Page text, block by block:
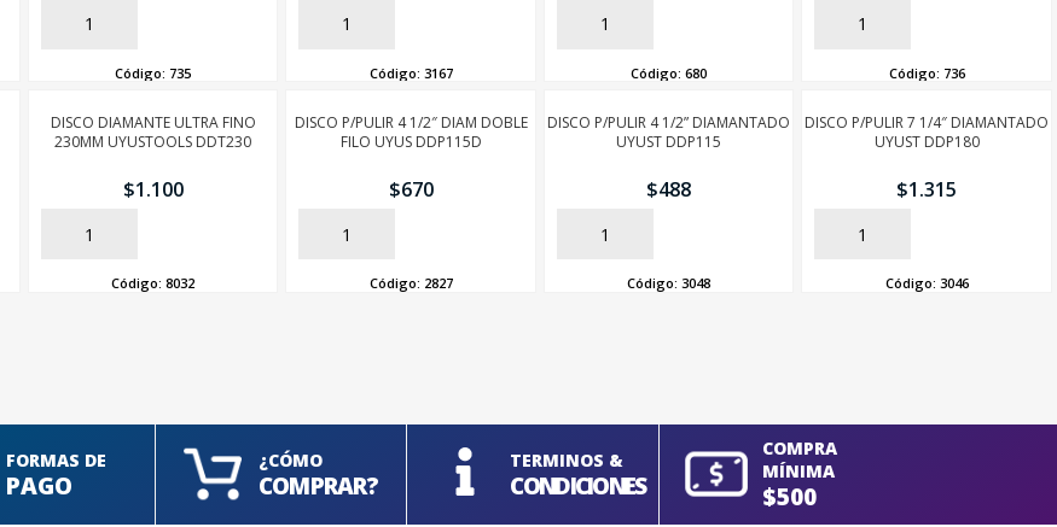
AÑADIR
Código: 735
AÑADIR
Código: 3167
AÑADIR
Código:680
AÑADIR
Código: 736
DISCO DIAMANTE ULTRA FINO
230MM UYUSTOOLS DDT230
$1.100
AÑADIR
Código:8032
DISCO P/PULIR 4 1/2″ DIAM DOBLE
FILO UYUS DDP115D
$670
AÑADIR
Código: 2827
DISCO P/PULIR 4 1/2” DIAMANTADO
UYUST DDP115
$488
AÑADIR
Código:3048
DISCO P/PULIR 7 1/4″ DIAMANTADO
UYUST DDP180
$1.315
AÑADIR
Código: 3046
FORMAS DE
PAGO
¿CÓMO
COMPRAR?
TERMINOS &
CONDICIONES
COMPRA
MÍNIMA
$500